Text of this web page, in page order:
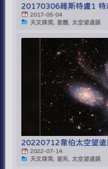
20170306維斯特盧1 特
2017-05-04
天文探索, 星團, 太空望遠鏡
20220712韋伯太空望遠
2022-07-14
天文探索, 星系, 太空望遠鏡